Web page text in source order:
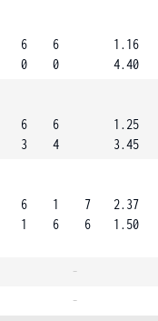
6
0
6
0
1.16
4.40
6
3
6
4
1.25
3.45
6
1
1
6
7
6
2.37
1.50
-
-